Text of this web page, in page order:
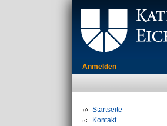
Anmelden
Startseite
Kontakt